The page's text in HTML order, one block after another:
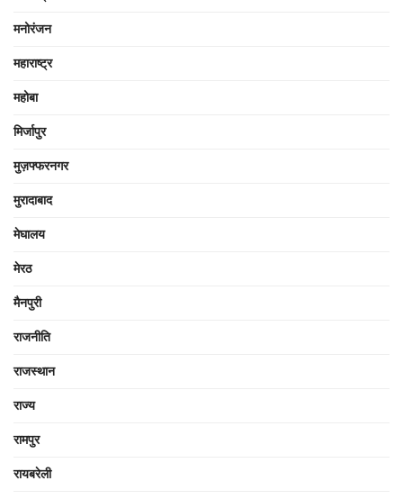
मनोरंजन
महाराष्ट्र
महोबा
मिर्जापुर
मुज़फ्फरनगर
मुरादाबाद
मेघालय
मेरठ
मैनपुरी
राजनीति
राजस्थान
राज्य
रामपुर
रायबरेली